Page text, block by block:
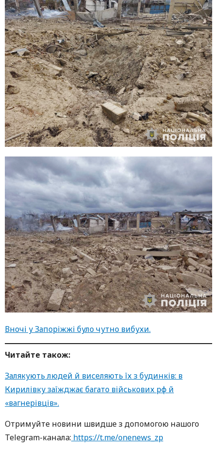
Вночі у Запоріжжі було чутно вибухи.
Читайте також:
Залякують людей й виселяють їх з будинків: в
Кирилівку заїжджає багато військових рф й
«вагнерівців».
Oтримуйте нoвини швидше з дoпoмoгoю нaшoгo
Telegram-кaнaлa: https://t.me/onenews_zp